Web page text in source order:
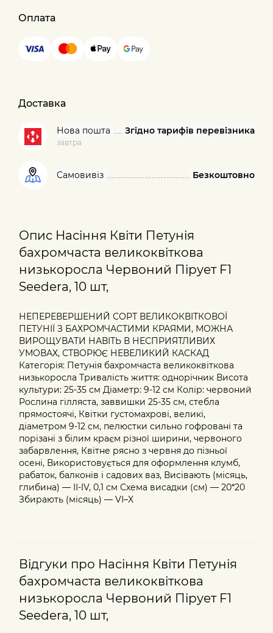
Оплата
Доставка
Нова пошта
завтра
Згідно тарифів перевізника
Самовивіз Безкоштовно
Опис Насіння Квіти Петунія
бахромчаста великоквіткова
низькоросла Червоний Пірует F1
Seedera, 10 шт,
НЕПЕРЕВЕРШЕНИЙ СОРТ ВЕЛИКОКВІТКОВОЇ
ПЕТУНІЇ З БАХРОМЧАСТИМИ КРАЯМИ, МОЖНА
ВИРОЩУВАТИ НАВІТЬ В НЕСПРИЯТЛИВИХ
УМОВАХ, СТВОРЮЄ НЕВЕЛИКИЙ КАСКАД
Категорія: Петунія бахромчаста великоквіткова
низькоросла Тривалість життя: однорічник Висота
культури: 25-35 см Діаметр: 9-12 см Колір: червоний
Рослина гілляста, заввишки 25-35 см, стебла
прямостоячі, Квітки густомахрові, великі,
діаметром 9-12 см, пелюстки сильно гофровані та
порізані з білим краєм різної ширини, червоного
забарвлення, Квітне рясно з червня до пізньої
осені, Використовується для оформлення клумб,
рабаток, балконів і садових ваз, Висівають (місяць,
глибина) — ІІ-IV, 0,1 см Схема висадки (см) — 20*20
Збирають (місяць) — VI–X
Відгуки про Насіння Квіти Петунія
бахромчаста великоквіткова
низькоросла Червоний Пірует F1
Seedera, 10 шт,